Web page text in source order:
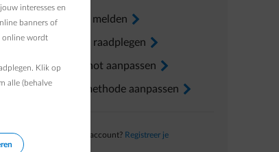
Verhuis melden arrow-right
Factuur raadplegen arrow-right
Voorschot aanpassen arrow-right
Betaalmethode aanpassen arrow-right
Nog geen account? Registreer je
interesses en
banners of
online wordt
Klik op
alle (behalve